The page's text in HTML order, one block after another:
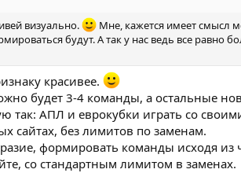
визуально.
Мне, кажется имеет смысл
будут. А так у нас ведь все равно
красивее.
будет 3-4 команды, а остальные
так: АПЛ и еврокубки играть со
сайтах, без лимитов по заменам.
формировать команды исходя из
со стандартным лимитом в заменах.